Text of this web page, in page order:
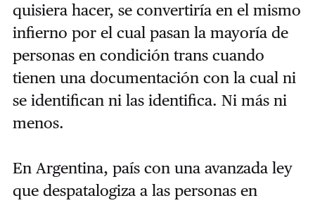
quisiera hacer, se convertiría en el mismo
infierno por el cual pasan la mayoría de
personas en condición trans cuando
tienen una documentación con la cual ni
se identifican ni las identifica. Ni más ni
menos.
En Argentina, país con una avanzada ley
que despatalogiza a las personas en